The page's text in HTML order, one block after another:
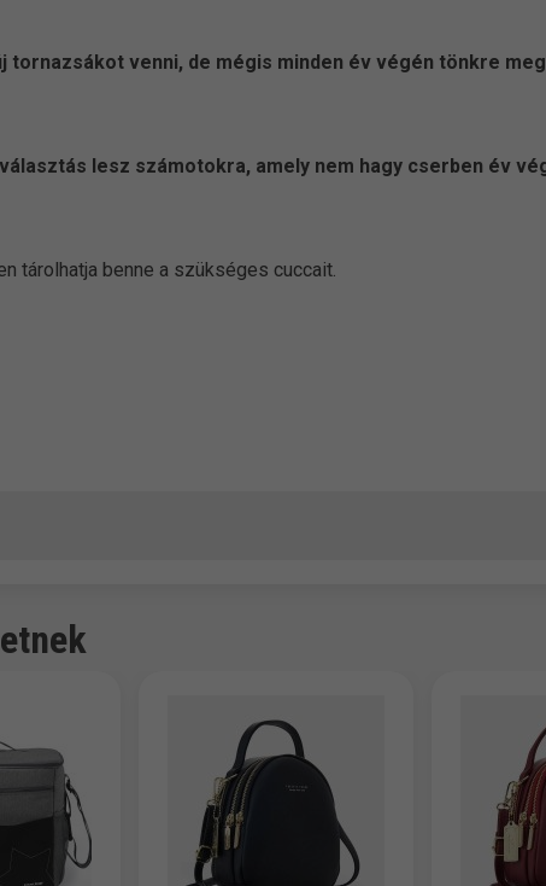
tornazsákot venni, de mégis minden év végén tönkre
lesz számotokra, amely nem hagy cserben év
tárolhatja benne a szükséges cuccait.